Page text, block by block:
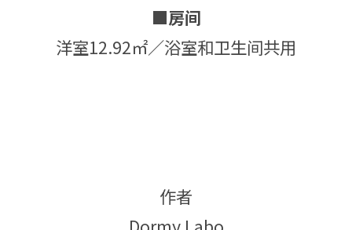
■房间
洋室12.92㎡／浴室和卫生间共用
作者